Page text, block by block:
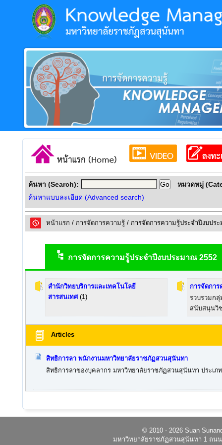
ค้นหา (Search):
ค้นหาแบบละเอียด (Advanced search)
หมวดหมู่
หน้าแรก / การจัดการความรู้ / การจัดการความรู้ประจำปีงบปร
การจัดการความรู้ประจำปีงบประมาณ 2552
สำนักวิทยบริการและเทคโนโลยี
สารสนเทศ(1)
การจัดกา
รวบรวมก
สนับสนุนวิ
Articles
สิทธิการลา พนักงานมหาวิทยาลัยราชภัฏสวนสุนันทา
สิทธิการลาของบุคลากร มหาวิทยาลัยราชภัฏสวนสุนันทา ประเ
© 2010 - 2026 Suan
มหาวิทยาลัยราชภัฏสวนสุนันทา 1 ถนน